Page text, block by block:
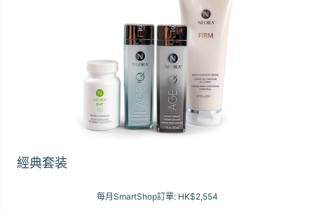
經典套装
每月SmartShop訂單: HK$2,554